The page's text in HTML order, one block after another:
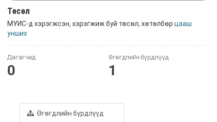
Төсөл
МУИС-д хэрэгжсэн, хэрэгжиж буй төсөл, хөтөлбөр цааш
унших
Дагагчид
0
Өгөгдлийн бүрдлүүд
1
Өгөгдлийн бүрдлүүд